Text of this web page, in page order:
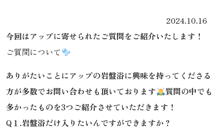
2024.10.16
今回はアップに寄せられたご質問をご紹介いたします！
ご質問について
ありがたいことにアップの岩盤浴に興味を持ってくださる
方が多数でお問い合わせも頂いております
質問の中でも
多かったものを3つご紹介させていただきます！
Q１.岩盤浴だけ入りたいんですができますか？